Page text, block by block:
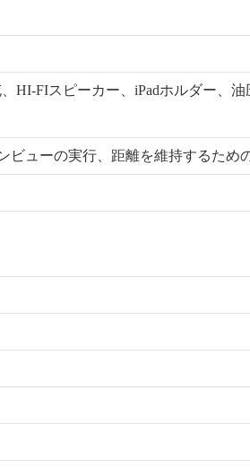
HI-FIスピーカー、iPadホルダー、
ビューの実行、距離を維持するため